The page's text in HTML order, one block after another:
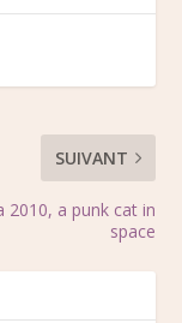
SUIVANT
2010, a punk cat in
space